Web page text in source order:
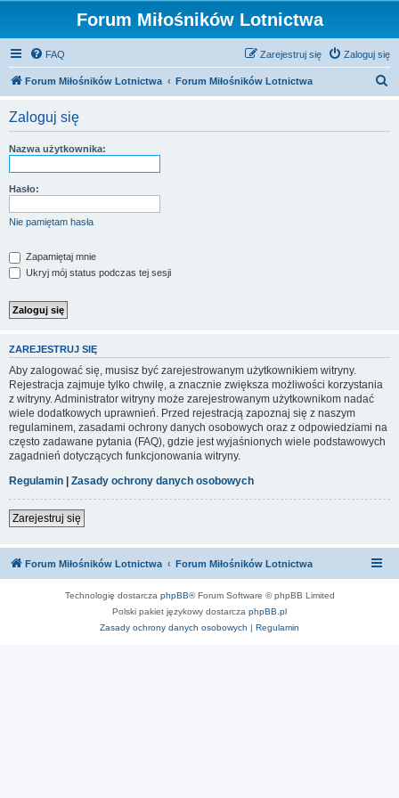
Forum Miłośników Lotnictwa
FAQ Zaloguj się
Zarejestruj się
Forum Miłośników Lotnictwa Forum Miłośników Lotnictwa
Zaloguj się
Nazwa użytkownika:
Hasło:
Nie pamiętam hasła
Zapamiętaj mnie
Ukryj mój status podczas tej sesji
ZAREJESTRUJ SIĘ
Aby zalogować się, musisz być zarejestrowanym użytkownikiem witryny.
Rejestracja zajmuje tylko chwilę, a znacznie zwiększa możliwości korzystania
z witryny. Administrator witryny może zarejestrowanym użytkownikom nadać
wiele dodatkowych uprawnień. Przed rejestracją zapoznaj się z naszym
regulaminem, zasadami ochrony danych osobowych oraz z odpowiedziami na
często zadawane pytania (FAQ), gdzie jest wyjaśnionych wiele podstawowych
zagadnień dotyczących funkcjonowania witryny.
Regulamin | Zasady ochrony danych osobowych
Zarejestruj się
Forum Miłośników Lotnictwa Forum Miłośników Lotnictwa
Technologię dostarcza phpBB® Forum Software © phpBB Limited
Polski pakiet językowy dostarcza phpBB.pl
Zasady ochrony danych osobowych | Regulamin